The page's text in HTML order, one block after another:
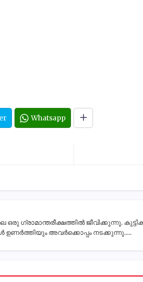
Whatsapp
ഗ്രാമാന്തരീക്ഷത്തിൽ ജീവിക്കുന്നു.
ഉണർത്തിയും അവർക്കൊപ്പം നടക്കുന്നു.....